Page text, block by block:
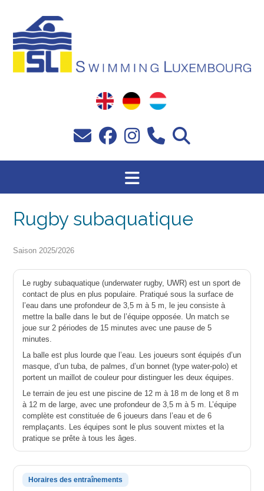
contenu
Rugby subaquatique
Saison 2025/2026
Le rugby subaquatique (underwater rugby, UWR) est un sport de
contact de plus en plus populaire. Pratiqué sous la surface de
l’eau dans une profondeur de 3,5 m à 5 m, le jeu consiste à
mettre la balle dans le but de l’équipe opposée. Un match se
joue sur 2 périodes de 15 minutes avec une pause de 5
minutes.
La balle est plus lourde que l’eau. Les joueurs sont équipés d’un
masque, d’un tuba, de palmes, d’un bonnet (type water-polo) et
portent un maillot de couleur pour distinguer les deux équipes.
Le terrain de jeu est une piscine de 12 m à 18 m de long et 8 m
à 12 m de large, avec une profondeur de 3,5 m à 5 m. L’équipe
complète est constituée de 6 joueurs dans l’eau et de 6
remplaçants. Les équipes sont le plus souvent mixtes et la
pratique se prête à tous les âges.
Horaires des entraînements